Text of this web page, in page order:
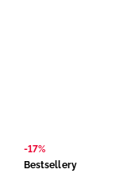
-17%
Bestsellery